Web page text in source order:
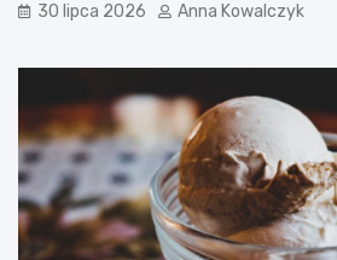
30 lipca 2026 Anna Kowalczyk